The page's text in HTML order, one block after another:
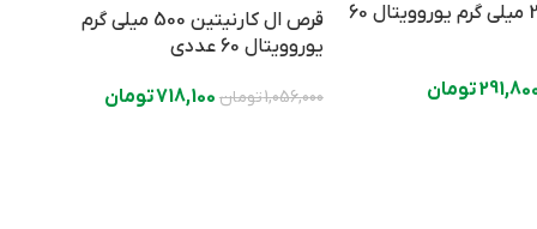
قرص کروم 200 میلی گرم یوروویتال 60
تومان
قرص ال کارنیتین 500 میلی گرم
یوروویتال 60 عددی
1,056,000تومان 718,100تومان